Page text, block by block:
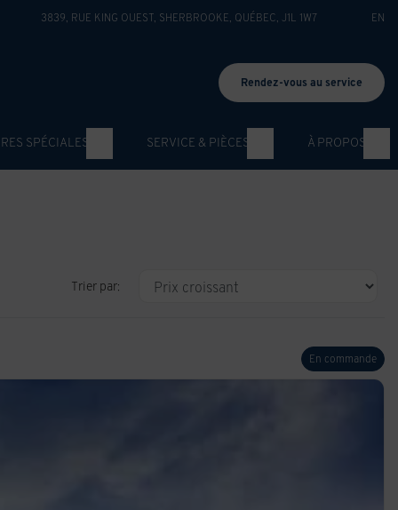
3839, RUE KING OUEST SHERBROOKE QUÉBEC J1L 1W7 EN
Rendez-vous au service
SPÉCIALES SERVICE & PIÈCES À PROPOS
Trier par:
En commande